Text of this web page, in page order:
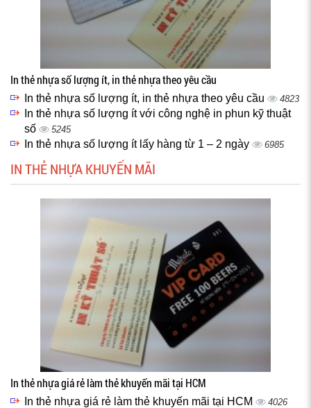
In thẻ nhựa số lượng ít, in thẻ nhựa theo yêu cầu
In thẻ nhựa số lượng ít, in thẻ nhựa theo yêu cầu 4823
In thẻ nhựa số lượng ít với công nghệ in phun kỹ thuật
số
5245
In thẻ nhựa số lượng ít lấy hàng từ 1 – 2 ngày 6985
IN THẺ NHỰA KHUYẾN MÃI
In thẻ nhựa giá rẻ làm thẻ khuyến mãi tại HCM
In thẻ nhựa giá rẻ làm thẻ khuyến mãi tại HCM 4026